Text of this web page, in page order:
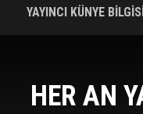
YAYINCI KÜNYE
HER AN